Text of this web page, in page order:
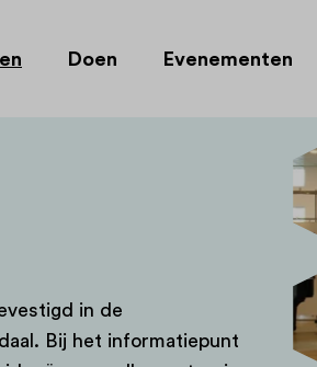
Doen Evenementen
in de
Bij het informatiepunt